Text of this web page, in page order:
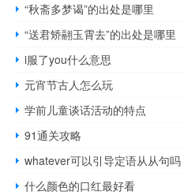
“秋斋多梦谒”的出处是哪里
“送君矫翮玉霄去”的出处是哪里
i服了you什么意思
元宵节古人怎么玩
学前儿童谈话活动的特点
91通关攻略
whatever可以引导定语从从句吗
什么颜色的口红最好看